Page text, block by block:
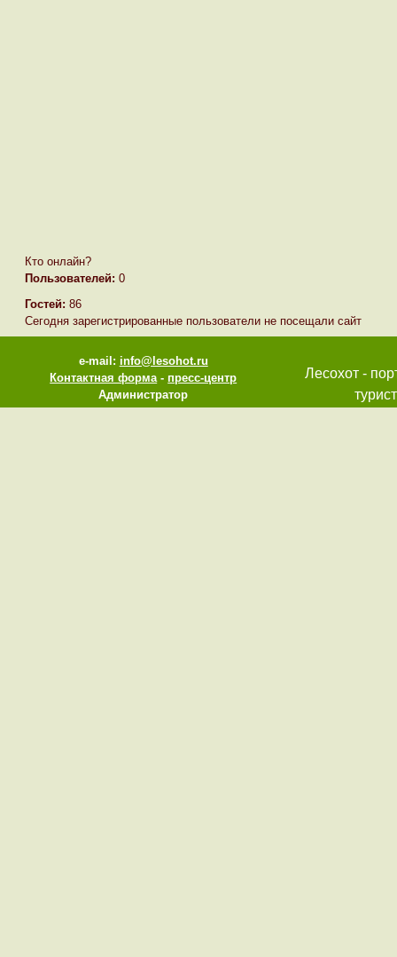
Кто онлайн?
Пользователей: 0
Гостей: 86
Сегодня зарегистрированные пользователи не посещали сайт
e-mail: info@lesohot.ru
Контактная форма-пресс-центр
Администратор
Лесохот -